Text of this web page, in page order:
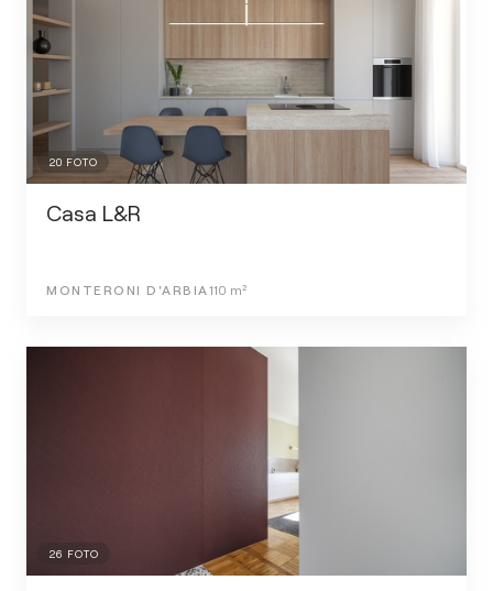
20 FOTO
Casa L&R
MONTERONI D'ARBIA 110 m²
26 FOTO